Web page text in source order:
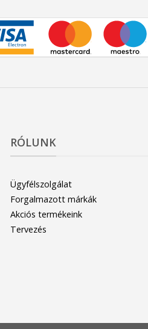
RÓLUNK
Ügyfélszolgálat
Forgalmazott márkák
Akciós termékeink
Tervezés